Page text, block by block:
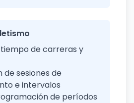
de carreras y
de sesiones de
e intervalos
de períodos